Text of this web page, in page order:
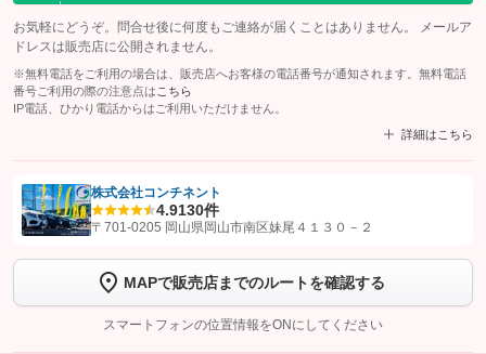
お気軽にどうぞ。問合せ後に何度もご連絡が届くことはありません。 メールア
ドレスは販売店に公開されません。
※無料電話をご利用の場合は、販売店へお客様の電話番号が通知されます。無料電話
番号ご利用の際の注意点は こちら
IP電話、ひかり電話からはご利用いただけません。
詳細はこちら
【STEP1】認証画面でグーネットを友だち追加してから「許可する」ボタンを押
トーク画面で
ボタンをタップして問い合わせを
完了してください。
こちら
株式会社コンチネント
4.9130件
〒701-0205 岡山県岡山市南区妹尾４１３０－２
MAPで販売店までのルートを確認する
スマートフォンの位置情報をONにしてください